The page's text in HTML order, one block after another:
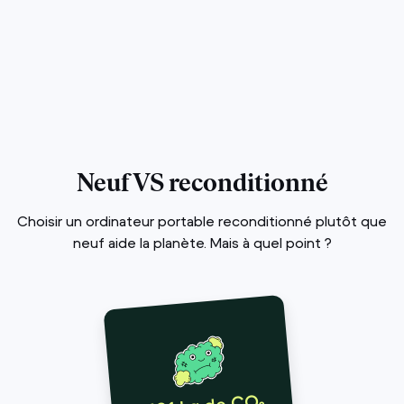
Neuf VS reconditionné
Choisir un ordinateur portable reconditionné plutôt que
neuf aide la planète. Mais à quel point ?